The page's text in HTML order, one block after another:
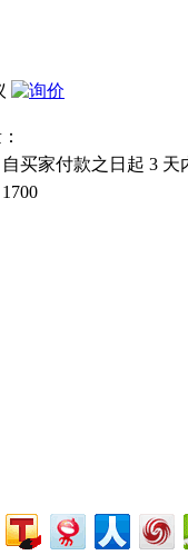
买家付款之日起 3 天
1700